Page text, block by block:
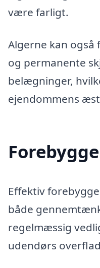
være farligt.
Algerne kan også
og permanente
belægninger,
ejendommens
Effektiv
både
regelmæssig
udendørs